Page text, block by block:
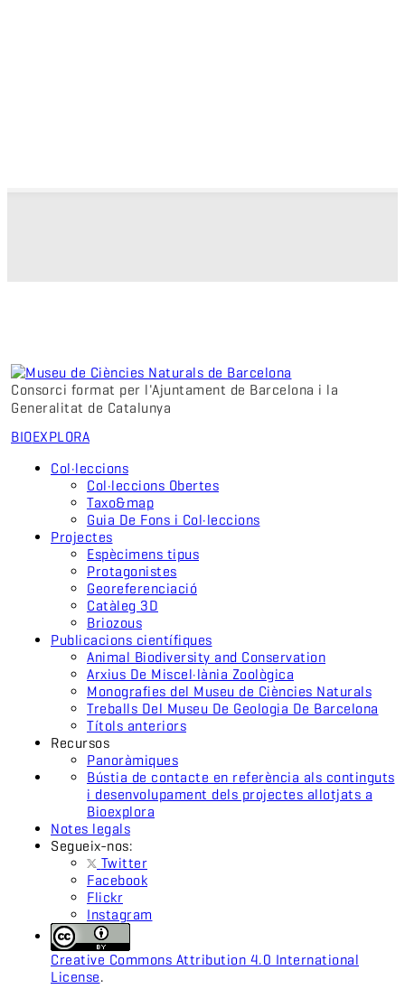
Consorci format per l'Ajuntament de Barcelona i la
Generalitat de Catalunya
BIOEXPLORA
Col·leccions
Col·leccions Obertes
Taxo&map
Guia De Fons i Col·leccions
Projectes
Espècimens tipus
Protagonistes
Georeferenciació
Catàleg 3D
Briozous
Publicacions científiques
Animal Biodiversity and Conservation
Arxius De Miscel·lània Zoològica
Monografies del Museu de Ciències Naturals
Treballs Del Museu De Geologia De Barcelona
Títols anteriors
Recursos
Panoràmiques
Bústia de contacte en referència als continguts
i desenvolupament dels projectes allotjats a
Bioexplora
Notes legals
Segueix-nos:
Twitter
Facebook
Flickr
Instagram
Creative Commons Attribution 4.0 International
License.